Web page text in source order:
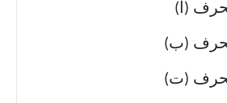
(أ)
(ب)
(ت)